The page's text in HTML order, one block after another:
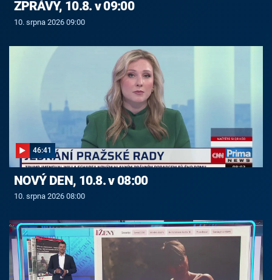
ZPRÁVY, 10.8. v 09:00
10. srpna 2026 09:00
46:41
NOVÝ DEN, 10.8. v 08:00
10. srpna 2026 08:00